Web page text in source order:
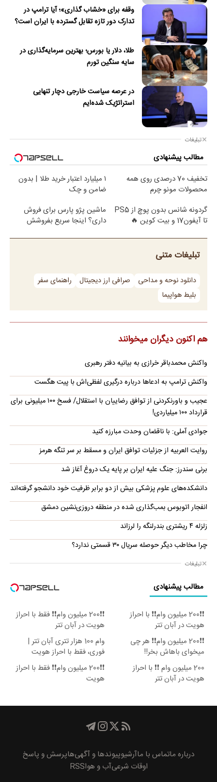
وقفه برای «خشاب گذاری»؛ آیا ترامپ در
تدارک دور تازه تقابل گسترده با ایران است؟
طلا، دلار یا بورس؛ بهترین سرمایه‌گذاری در
سایه سنگین تورم
در عرصه سیاست خارجی دچار تنهایی
استراتژیک شده‌ایم
تبلیغات
مطالب پیشنهادی
تخفیف 70 درصدی روی همه
محصولات مونو چرم
۱ میلیارد اعتبار خرید طلا | بدون
ضامن و چک
گردونه شانس بدون پوچ از PS5
تا آیفون17 و بیت کوین 🔥
ماشین پژو پارس برای فروش
داری؟ اینجا سریع بفروشش
تبلیغات متنی
دانلود نوحه و مداحی صرافی ارز دیجیتال
راهنمای سفر
بلیط هواپیما
هم اکنون دیگران میخوانند
واکنش محمدباقر خرازی به بیانیه دفتر رهبری
واکنش ترامپ به ادعاها درباره درگیری لفظی‌اش با پیت هگست
عجیب و باورنکردنی از توافق رضاییان با استقلال/ فسخ ۱۰۰ میلیونی برای
قرارداد ۱۰۰ میلیاردی!
جوادی آملی: با ناقضان وحدت مبارزه کنید
روایت العربیه از جزئیات توافق ایران و مسقط بر سر تنگه هرمز
برنی سندرز: جنگ علیه ایران بر پایه یک دروغ آغاز شد
دانشکده‌های علوم پزشکی بیش از دو برابر ظرفیت خود دانشجو گرفته‌اند
انفجار اتوبوس بمب‌گذاری شده در منطقه دروزی‌نشین دمشق
زلزله ۴ ریشتری بندرلنگه را لرزاند
چرا مخاطب دیگر حوصله سریال ۳۰ قسمتی ندارد؟
تبلیغات
مطالب پیشنهادی
❗❗200 میلیون وام❗❗ با احراز
هویت در آبان تتر
❗❗200 میلیون وام❗❗ فقط با احراز
هویت در آبان تتر
❗❗200 میلیون وام❗❗ هر چی
میخوای باهاش بخر!!
وام 100 هزار تتری آبان تتر |
فوری، فقط با احراز هویت
200 میلیون وام ❗❗ با احراز
هویت در آبان تتر
❗❗200 میلیون وام❗❗ فقط با احراز
هویت
درباره ماتماس با ماآرشیوپیوند‌ها و آگهی‌هاپرسش و پاسخ
اوقات شرعیآب و هواRSS